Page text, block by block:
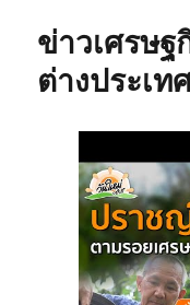
ข่าวเศรษฐ
ต่างประเท